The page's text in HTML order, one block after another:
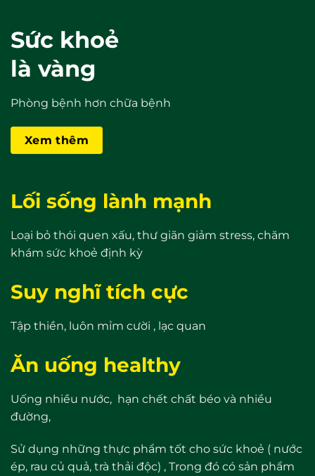
Sức khoẻ
là vàng
Phòng bệnh hơn chữa bệnh
Xem thêm
Lối sống lành mạnh
Loại bỏ thói quen xấu, thư giãn giảm stress, chăm
khám sức khoẻ định kỳ
Suy nghĩ tích cực
Tập thiền, luôn mỉm cười , lạc quan
Ăn uống healthy
Uống nhiều nước, hạn chết chất béo và nhiều
đường,
Sử dụng những thực phẩm tốt cho sức khoẻ ( nước
ép, rau củ quả, trà thải độc) , Trong đó có sản phẩm